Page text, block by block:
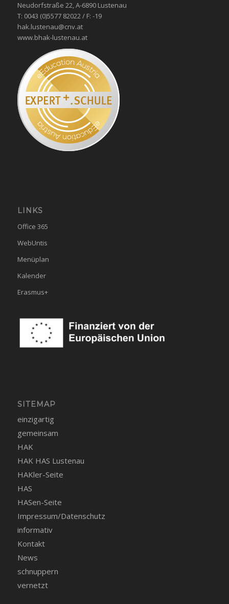
Neudorfstraße 22, A-6890 Lustenau
T: 0043 (0)5577 82022 / F: -19
hak.lustenau@cnv.at
www.bhak-lustenau.at
LINKS
Office 365
WebUntis
Menüplan
Kalender
Erasmus+
SITEMAP
einzigartig
gemeinsam
HAK
HAK HAS Lustenau
HAKler-Seite
HAS
HASen-Seite
Impressum/Datenschutz
informativ
Kontakt
News
schnuppern
vernetzt